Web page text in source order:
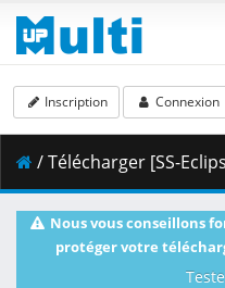
Inscription Connexion
/ Télécharger [SS-Eclipse_LOVE] Stratos 4 Advance 03 「ANGLE OF
Nous vous conseillons
protéger votre